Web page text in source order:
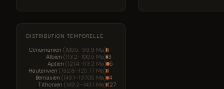
DISTRIBUTION TEMPORELLE
Cénomanien (100.5–93.9 Ma) 1
Albien (113.2–100.5 Ma) 3
Aptien (121.4–113.2 Ma) 5
Hauterivien (132.6–125.77 Ma) 1
Berriasien (143.1–137.05 Ma) 4
Tithonien (149.2–143.1 Ma) 127